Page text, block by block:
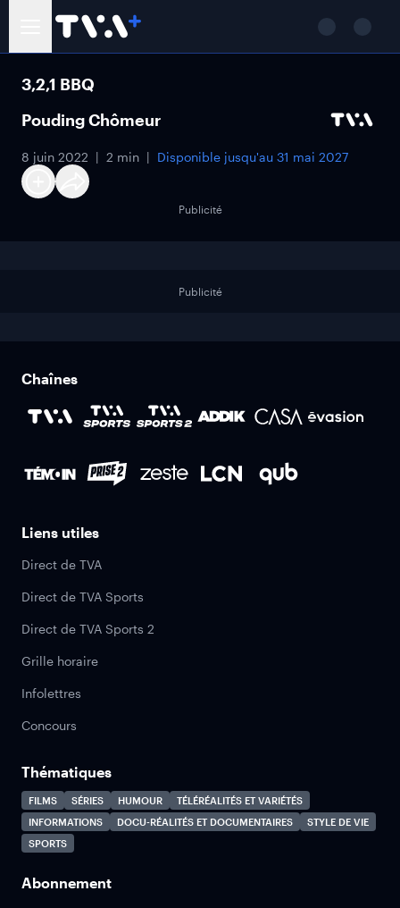
3,2,1 BBQ
Pouding Chômeur
8 juin 2022 2 min Disponible jusqu'au 31 mai 2027
Publicité
Publicité
Chaînes
Liens utiles
Direct de TVA
Direct de TVA Sports
Direct de TVA Sports 2
Grille horaire
Infolettres
Concours
Thématiques
FILMS SÉRIES HUMOUR
TÉLÉRÉALITÉS ET VARIÉTÉS
INFORMATIONS
DOCU-RÉALITÉS ET DOCUMENTAIRES
STYLE DE VIE
SPORTS
Abonnement